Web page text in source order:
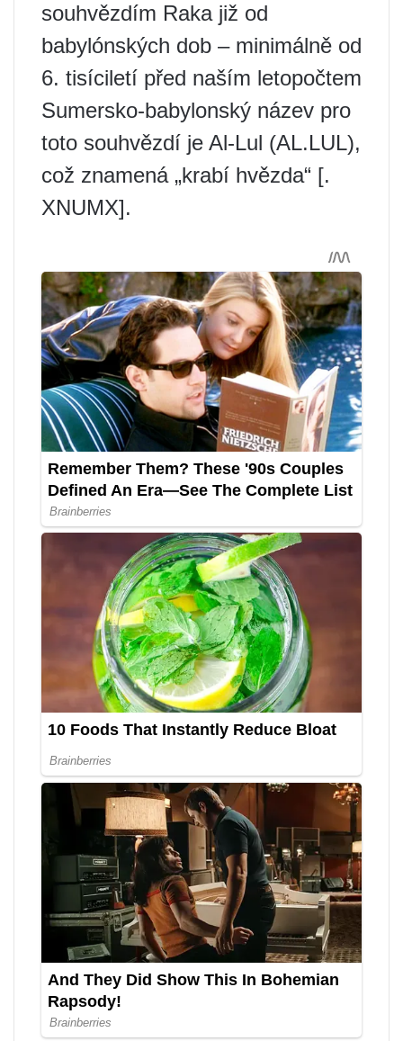
souhvězdím Raka již od
babylónských dob – minimálně od
6. tisíciletí před naším letopočtem
Sumersko-babylonský název pro
toto souhvězdí je Al-Lul (AL.LUL),
což znamená „krabí hvězda“ [.
XNUMX].